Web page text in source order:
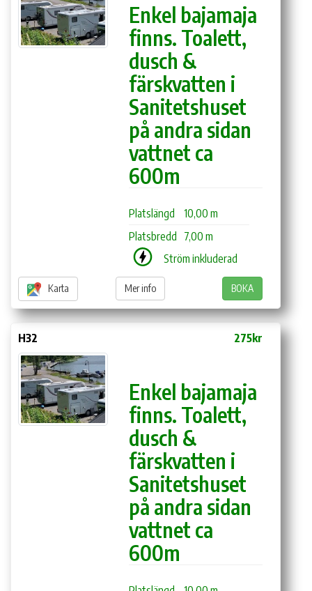
Enkel bajamaja
finns. Toalett,
dusch &
färskvatten i
Sanitetshuset
på andra sidan
vattnet ca
600m
Platslängd
10,00 m
Platsbredd 7,00 m
Ström inkluderad
Karta Mer info BOKA
H32 275kr
Enkel bajamaja
finns. Toalett,
dusch &
färskvatten i
Sanitetshuset
på andra sidan
vattnet ca
600m